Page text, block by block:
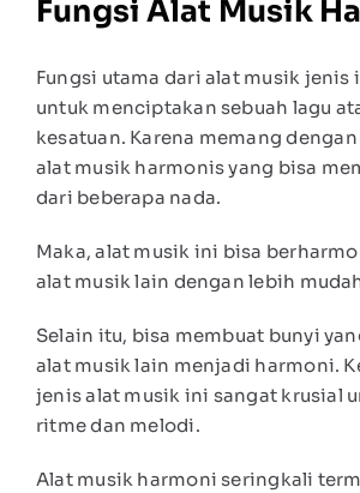
Fungsi Alat Musik
Fungsi utama dari alat musik jenis
untuk menciptakan sebuah lagu
kesatuan. Karena memang
alat musik harmonis yang bisa
dari beberapa nada.
Maka, alat musik ini bisa
alat musik lain dengan lebih
Selain itu, bisa membuat bunyi
alat musik lain menjadi harmoni.
jenis alat musik ini sangat krusial
ritme dan melodi.
Alat musik harmoni seringkali